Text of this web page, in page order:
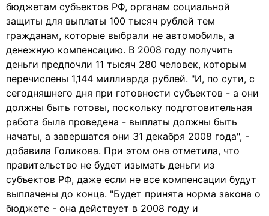
бюджетам субъектов РФ, органам социальной
защиты для выплаты 100 тысяч рублей тем
гражданам, которые выбрали не автомобиль, а
денежную компенсацию. В 2008 году получить
деньги предпочли 11 тысяч 280 человек, которым
перечислены 1,144 миллиарда рублей. "И, по сути, с
сегодняшнего дня при готовности субъектов - а они
должны быть готовы, поскольку подготовительная
работа была проведена - выплаты должны быть
начаты, а завершатся они 31 декабря 2008 года", -
добавила Голикова. При этом она отметила, что
правительство не будет изымать деньги из
субъектов РФ, даже если не все компенсации будут
выплачены до конца. "Будет принята норма закона о
бюджете - она действует в 2008 году и